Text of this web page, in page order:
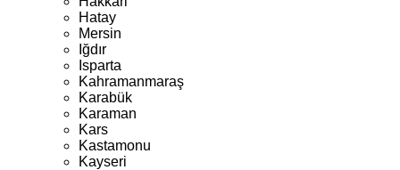
Hatay
Mersin
Iğdır
Isparta
Kahramanmaraş
Karabük
Karaman
Kars
Kastamonu
Kayseri